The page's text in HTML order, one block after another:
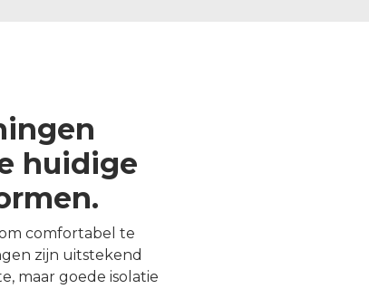
huidige
om comfortabel te
zijn uitstekend
maar goede isolatie